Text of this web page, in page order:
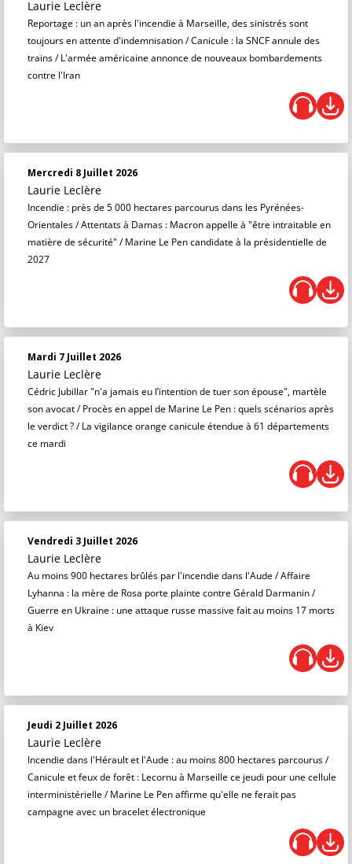
Laurie Leclère
Reportage : un an après l'incendie à Marseille, des sinistrés sont
toujours en attente d'indemnisation / Canicule : la SNCF annule des
trains / L'armée américaine annonce de nouveaux bombardements
contre l'Iran
Mercredi 8 Juillet 2026
Laurie Leclère
Incendie : près de 5 000 hectares parcourus dans les Pyrénées-
Orientales / Attentats à Damas : Macron appelle à "être intraitable en
matière de sécurité" / Marine Le Pen candidate à la présidentielle de
2027
Mardi 7 Juillet 2026
Laurie Leclère
Cédric Jubillar "n'a jamais eu l’intention de tuer son épouse", martèle
son avocat / Procès en appel de Marine Le Pen : quels scénarios après
le verdict ? / La vigilance orange canicule étendue à 61 départements
ce mardi
Vendredi 3 Juillet 2026
Laurie Leclère
Au moins 900 hectares brûlés par l'incendie dans l'Aude / Affaire
Lyhanna : la mère de Rosa porte plainte contre Gérald Darmanin /
Guerre en Ukraine : une attaque russe massive fait au moins 17 morts
à Kiev
Jeudi 2 Juillet 2026
Laurie Leclère
Incendie dans l'Hérault et l'Aude : au moins 800 hectares parcourus /
Canicule et feux de forêt : Lecornu à Marseille ce jeudi pour une cellule
interministérielle / Marine Le Pen affirme qu'elle ne ferait pas
campagne avec un bracelet électronique